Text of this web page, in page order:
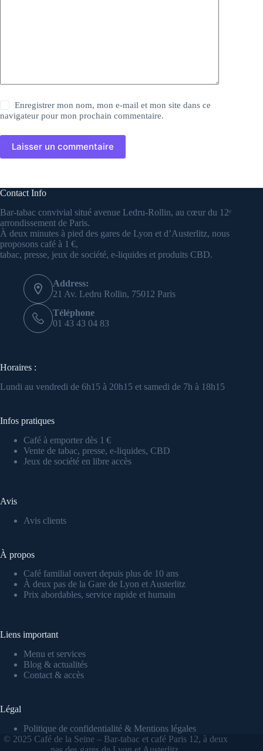
Enregistrer mon nom, mon e-mail et mon site dans ce
navigateur pour mon prochain commentaire.
Laisser un commentaire
Contact Info
Bar-tabac convivial situé avenue Ledru-Rollin, au cœur du 12ᵉ
arrondissement de Paris.
À deux minutes à pied des gares de Lyon et d’Austerlitz, nous
proposons café à 1 €,
tabac, presse, jeux de société, e-liquides et produits CBD.
Address:
21 Av. Ledru Rollin, 75012 Paris
Téléphone
01 43 43 04 83
Horaires :
Lundi au vendredi de 6h15 à 20h15 et samedi de 7h à 18h15
Infos pratiques
Café à emporter dès 1 €
Vente de tabac, presse, e-liquides, CBD
Jeux de société en libre accès
Avis
Avis clients
À propos
Café familial ouvert depuis plus de 10 ans
À deux pas de la Gare de Lyon et Austerlitz
Prix abordables, service rapide et humain
Liens important
Menu et services
Blog & actualités
Contact & accès
Légal
Politique de confidentialité & Mentions légales
© 2025 Café de la Seine – Bar-tabac et café Paris 12, à deux